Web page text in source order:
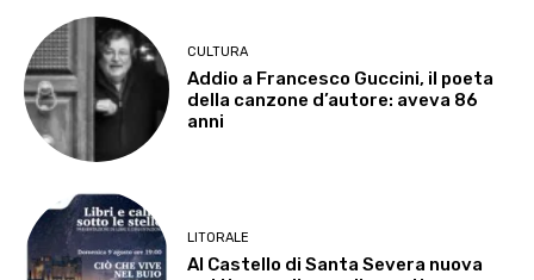
CULTURA
Addio a Francesco Guccini, il poeta
della canzone d’autore: aveva 86
anni
LITORALE
Al Castello di Santa Severa nuova